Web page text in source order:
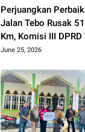
Perjuangkan
Jalan Tebo Rusak
Km, Komisi III DPRD
Datangi Kemen PU
June 25, 2026